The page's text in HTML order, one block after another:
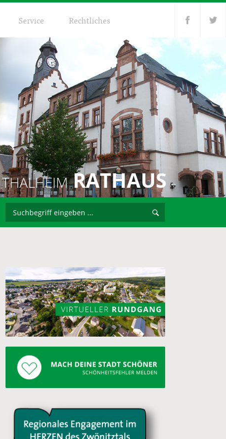
Service Rechtliches
THALHEIMRATHAUS